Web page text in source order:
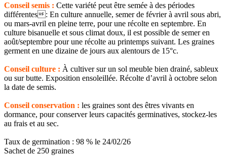
Conseil semis : Cette variété peut être semée à des périodes
différentes: En culture annuelle, semer de février à avril sous abri,
ou mars-avril en pleine terre, pour une récolte en septembre. En
culture bisanuelle et sous climat doux, il est possible de semer en
août/septembre pour une récolte au printemps suivant. Les graines
germent en une dizaine de jours aux alentours de 15°c.
Conseil culture : À cultiver sur un sol meuble bien drainé, sableux
ou sur butte. Exposition ensoleillée. Récolte d’avril à octobre selon
la date de semis.
Conseil conservation : les graines sont des êtres vivants en
dormance, pour conserver leurs capacités germinatives, stockez-les
au frais et au sec.
Taux de germination : 98 % le 24/02/26
Sachet de 250 graines